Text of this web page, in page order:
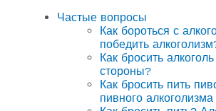
Частые вопросы
Как бороться с
победить
Как бросить
стороны?
Как бросить пить
пивного алкоголизма